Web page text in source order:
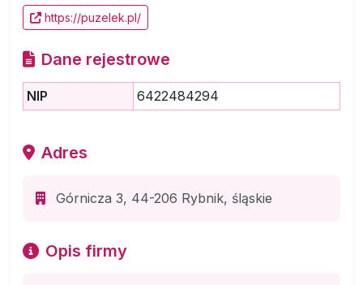
https://puzelek.pl/
Dane rejestrowe
NIP 6422484294
Adres
Górnicza 3, 44-206 Rybnik, śląskie
Opis firmy